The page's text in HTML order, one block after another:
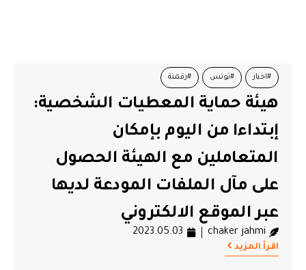
#اخبار #تونس #رقمنة
هيئة حماية المعطيات الشخصية:
إبتداءا من اليوم بإمكان
المتعاملين مع الهيئة الحصول
على مآل الملفات المودعة لديها
عبر الموقع الالكتروني
chaker jahmi
2023.05.03
اقرأ المزيد